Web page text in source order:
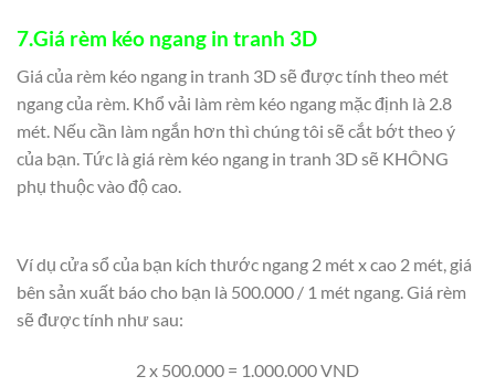
7.Giá rèm kéo ngang in tranh 3D
Giá của rèm kéo ngang in tranh 3D sẽ được tính theo mét
ngang của rèm. Khổ vải làm rèm kéo ngang mặc định là 2.8
mét. Nếu cần làm ngắn hơn thì chúng tôi sẽ cắt bớt theo ý
của bạn. Tức là giá rèm kéo ngang in tranh 3D sẽ KHÔNG
phụ thuộc vào độ cao.
Ví dụ cửa sổ của bạn kích thước ngang 2 mét x cao 2 mét, giá
bên sản xuất báo cho bạn là 500.000 / 1 mét ngang. Giá rèm
sẽ được tính như sau:
2 x 500.000 = 1.000.000 VND